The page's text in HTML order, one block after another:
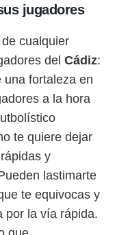
jugadores
cualquier
del Cádiz:
una fortaleza en
a la hora
te quiere dejar
y
lastimarte
te equivocas y
por la vía rápida.